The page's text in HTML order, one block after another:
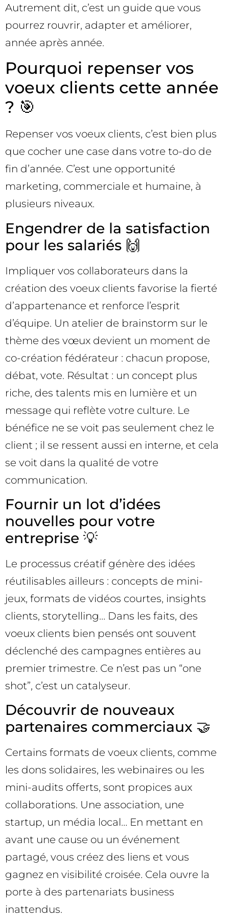
Autrement dit, c’est un guide que vous
pourrez rouvrir, adapter et améliorer,
année après année.
Pourquoi repenser vos
voeux clients cette année
? 🎯
Repenser vos voeux clients, c’est bien plus
que cocher une case dans votre to-do de
fin d’année. C’est une opportunité
marketing, commerciale et humaine, à
plusieurs niveaux.
Engendrer de la satisfaction
pour les salariés 🙌
Impliquer vos collaborateurs dans la
création des voeux clients favorise la fierté
d’appartenance et renforce l’esprit
d’équipe. Un atelier de brainstorm sur le
thème des vœux devient un moment de
co-création fédérateur : chacun propose,
débat, vote. Résultat : un concept plus
riche, des talents mis en lumière et un
message qui reflète votre culture. Le
bénéfice ne se voit pas seulement chez le
client ; il se ressent aussi en interne, et cela
se voit dans la qualité de votre
communication.
Fournir un lot d’idées
nouvelles pour votre
entreprise 💡
Le processus créatif génère des idées
réutilisables ailleurs : concepts de mini-
jeux, formats de vidéos courtes, insights
clients, storytelling… Dans les faits, des
voeux clients bien pensés ont souvent
déclenché des campagnes entières au
premier trimestre. Ce n’est pas un “one
shot”, c’est un catalyseur.
Découvrir de nouveaux
partenaires commerciaux 🤝
Certains formats de voeux clients, comme
les dons solidaires, les webinaires ou les
mini-audits offerts, sont propices aux
collaborations. Une association, une
startup, un média local… En mettant en
avant une cause ou un événement
partagé, vous créez des liens et vous
gagnez en visibilité croisée. Cela ouvre la
porte à des partenariats business
inattendus.